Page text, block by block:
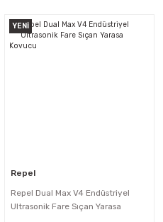
YENİ
Repel
Repel Dual Max V4 Endüstriyel
Ultrasonik Fare Sıçan Yarasa